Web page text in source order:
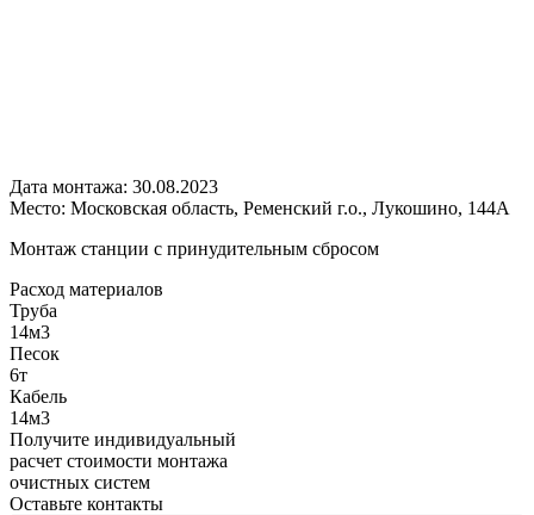
Дата монтажа: 30.08.2023
Место: Московская область, Ременский г.о., Лукошино, 144А
Монтаж станции с принудительным сбросом
Расход материалов
Труба
14м3
Песок
6т
Кабель
14м3
Получите индивидуальный
расчет стоимости монтажа
очистных систем
Оставьте контакты